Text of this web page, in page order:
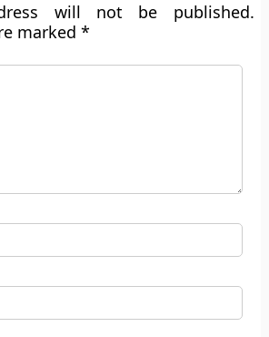
will not be published.
marked*